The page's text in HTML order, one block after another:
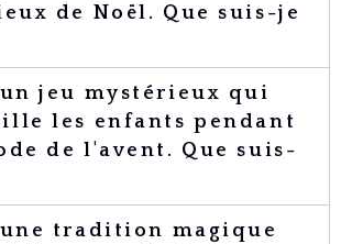
de Noël. Que suis-je
un jeu mystérieux qui
les enfants pendant
de l'avent. Que suis-
une tradition magique